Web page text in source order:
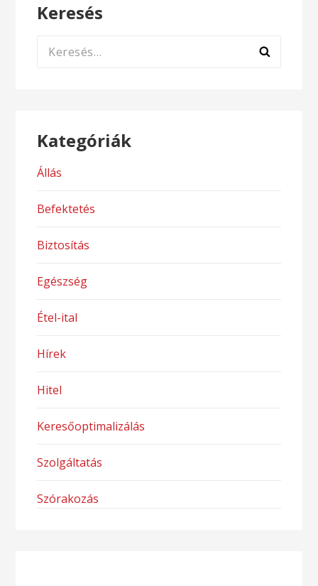
Keresés
Keresés:
Kategóriák
Állás
Befektetés
Biztosítás
Egészség
Étel-ital
Hírek
Hitel
Keresőoptimalizálás
Szolgáltatás
Szórakozás